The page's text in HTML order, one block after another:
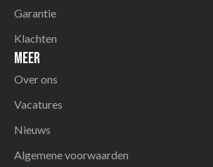
Garantie
Klachten
Meer
Over ons
Vacatures
Nieuws
Algemene voorwaarden